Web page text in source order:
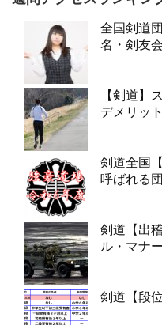
全国剣道
名・剣友
【剣道】
デメリット
剣道全国
呼ばれる
剣道【出
ル・マナ
剣道【段